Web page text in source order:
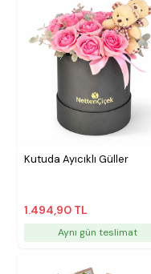
Kutuda Ayıcıklı Güller
1.494,90 TL
Aynı gün teslimat